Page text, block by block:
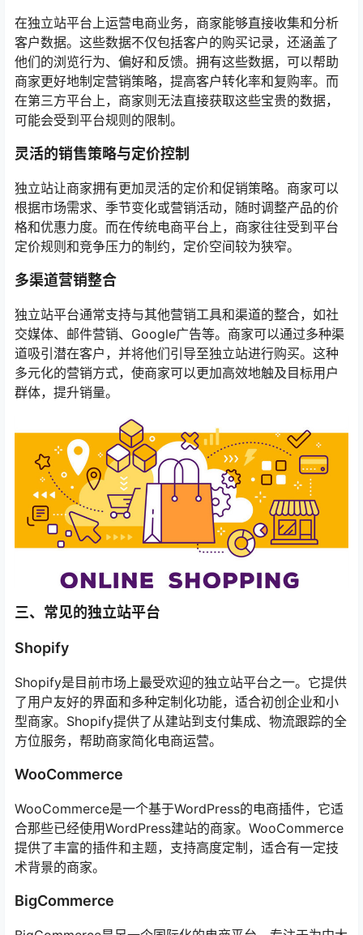
在独立站平台上运营电商业务，商家能够直接收集和分析
客户数据。这些数据不仅包括客户的购买记录，还涵盖了
他们的浏览行为、偏好和反馈。拥有这些数据，可以帮助
商家更好地制定营销策略，提高客户转化率和复购率。而
在第三方平台上，商家则无法直接获取这些宝贵的数据，
可能会受到平台规则的限制。
灵活的销售策略与定价控制
独立站让商家拥有更加灵活的定价和促销策略。商家可以
根据市场需求、季节变化或营销活动，随时调整产品的价
格和优惠力度。而在传统电商平台上，商家往往受到平台
定价规则和竞争压力的制约，定价空间较为狭窄。
多渠道营销整合
独立站平台通常支持与其他营销工具和渠道的整合，如社
交媒体、邮件营销、Google广告等。商家可以通过多种渠
道吸引潜在客户，并将他们引导至独立站进行购买。这种
多元化的营销方式，使商家可以更加高效地触及目标用户
群体，提升销量。
三、常见的独立站平台
Shopify
Shopify是目前市场上最受欢迎的独立站平台之一。它提供
了用户友好的界面和多种定制化功能，适合初创企业和小
型商家。Shopify提供了从建站到支付集成、物流跟踪的全
方位服务，帮助商家简化电商运营。
WooCommerce
WooCommerce是一个基于WordPress的电商插件，它适
合那些已经使用WordPress建站的商家。WooCommerce
提供了丰富的插件和主题，支持高度定制，适合有一定技
术背景的商家。
BigCommerce